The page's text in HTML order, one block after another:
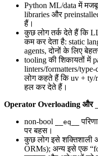
Python ML/data में
libraries और
हैं।
कुछ लोग तर्क देते हैं कि
कम कर देता है: static
agents, दोनों के लिए
tooling की शिकायतों में
linters/formatters/type-
लोग कहते हैं कि uv +
हल कर देते हैं।
Operator Overloading और
non-bool __eq__
पर बहस।
कुछ लोग इसे शक्तिशाली
ORMs); अन्य इसे एक